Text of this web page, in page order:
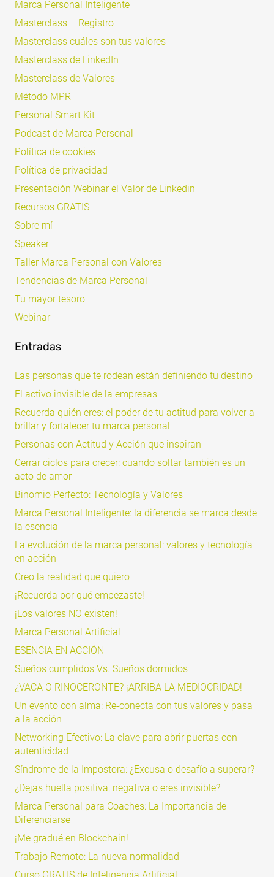
Marca Personal Inteligente
Masterclass – Registro
Masterclass cuáles son tus valores
Masterclass de LinkedIn
Masterclass de Valores
Método MPR
Personal Smart Kit
Podcast de Marca Personal
Política de cookies
Política de privacidad
Presentación Webinar el Valor de Linkedin
Recursos GRATIS
Sobre mí
Speaker
Taller Marca Personal con Valores
Tendencias de Marca Personal
Tu mayor tesoro
Webinar
Entradas
Las personas que te rodean están definiendo tu destino
El activo invisible de la empresas
Recuerda quién eres: el poder de tu actitud para volver a
brillar y fortalecer tu marca personal
Personas con Actitud y Acción que inspiran
Cerrar ciclos para crecer: cuando soltar también es un
acto de amor
Binomio Perfecto: Tecnología y Valores
Marca Personal Inteligente: la diferencia se marca desde
la esencia
La evolución de la marca personal: valores y tecnología
en acción
Creo la realidad que quiero
¡Recuerda por qué empezaste!
¡Los valores NO existen!
Marca Personal Artificial
ESENCIA EN ACCIÓN
Sueños cumplidos Vs. Sueños dormidos
¿VACA O RINOCERONTE? ¡ARRIBA LA MEDIOCRIDAD!
Un evento con alma: Re-conecta con tus valores y pasa
a la acción
Networking Efectivo: La clave para abrir puertas con
autenticidad
Síndrome de la Impostora: ¿Excusa o desafío a superar?
¿Dejas huella positiva, negativa o eres invisible?
Marca Personal para Coaches: La Importancia de
Diferenciarse
¡Me gradué en Blockchain!
Trabajo Remoto: La nueva normalidad